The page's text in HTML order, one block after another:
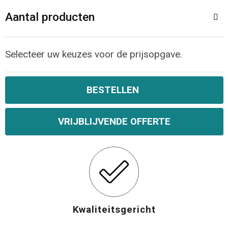
Opvouwbare tassen
Bowlingtassen
Katoenen draagtassen
Aantal producten
Selecteer uw keuzes voor de prijsopgave.
BESTELLEN
VRIJBLIJVENDE OFFERTE
Kwaliteitsgericht